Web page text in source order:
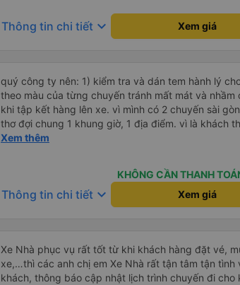
hơn, tôi góp ý nhà xe nên có quy định rõ ràng về
lặng (tắt âm thanh điện thoại) vào ban đêm để tránh
Tôi vẫn sẽ tiếp tục ủng hộ nhà xe trong tương lai!
Thông tin chi tiết keyboard_arrow_down Xem giá
quý công ty nên: 1) kiểm tra và dán tem hành lý cho khách
theo màu của từng chuyến tránh mất mát và nhầm
khi tập kết hàng lên xe. vì mình có 2 chuyến sài
thơ đợi chung 1 khung giờ, 1 địa điểm. vì là khách thân thiết
của quý công ty nên rất hài lòng và tin tưởng. tuy
cải thiện ngày một phát triển. 2) đồng nhất về cách giao tiếp
và CSKH nhẹ nhàng, chu đáo nữa thì chắc chắn
là nhà xe được yêu thích và lựa chọn số 1 quy nhơn. rất cảm
ơn quý anh chị em cty cũng như chị Thảo đã lắng
Xem thêm
KHÔNG CẦN THANH
Thông tin chi tiết keyboard_arrow_down Xem giá
Xe Nhà phục vụ rất tốt từ khi khách hàng đặt vé,
xe,…thì các anh chị em Xe Nhà rất tận tâm tận tình
khách, thông báo cập nhật lịch trình chuyến đi cho